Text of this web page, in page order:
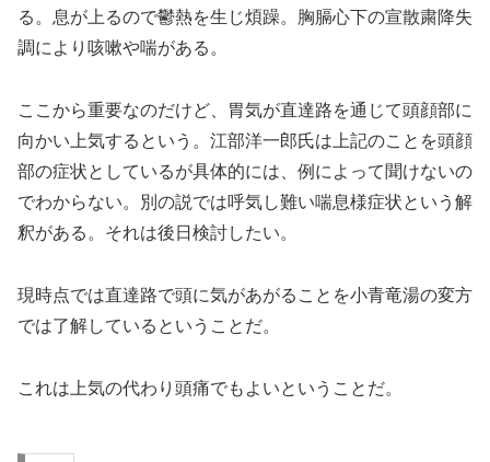
る。息が上るので鬱熱を生じ煩躁。胸膈心下の宣散粛降失
調により咳嗽や喘がある。
ここから重要なのだけど、胃気が直達路を通じて頭顔部に
向かい上気するという。江部洋一郎氏は上記のことを頭顔
部の症状としているが具体的には、例によって聞けないの
でわからない。別の説では呼気し難い喘息様症状という解
釈がある。それは後日検討したい。
現時点では直達路で頭に気があがることを小青竜湯の変方
では了解しているということだ。
これは上気の代わり頭痛でもよいということだ。